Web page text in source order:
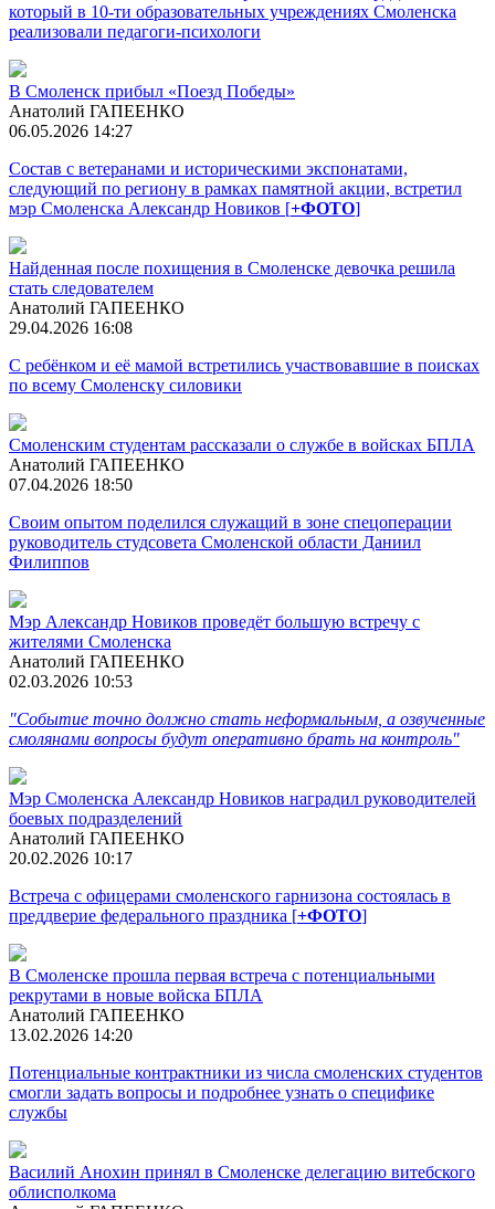
который в 10-ти образовательных учреждениях Смоленска
реализовали педагоги-психологи
В Смоленск прибыл «Поезд Победы»
Анатолий ГАПЕЕНКО
06.05.2026 14:27
Состав с ветеранами и историческими экспонатами,
следующий по региону в рамках памятной акции, встретил
мэр Смоленска Александр Новиков [+ФОТО]
Найденная после похищения в Смоленске девочка решила
стать следователем
Анатолий ГАПЕЕНКО
29.04.2026 16:08
С ребёнком и её мамой встретились участвовавшие в поисках
по всему Смоленску силовики
Смоленским студентам рассказали о службе в войсках БПЛА
Анатолий ГАПЕЕНКО
07.04.2026 18:50
Своим опытом поделился служащий в зоне спецоперации
руководитель студсовета Смоленской области Даниил
Филиппов
Мэр Александр Новиков проведёт большую встречу с
жителями Смоленска
Анатолий ГАПЕЕНКО
02.03.2026 10:53
"Событие точно должно стать неформальным, а озвученные
смолянами вопросы будут оперативно брать на контроль"
Мэр Смоленска Александр Новиков наградил руководителей
боевых подразделений
Анатолий ГАПЕЕНКО
20.02.2026 10:17
Встреча с офицерами смоленского гарнизона состоялась в
преддверие федерального праздника [+ФОТО]
В Смоленске прошла первая встреча с потенциальными
рекрутами в новые войска БПЛА
Анатолий ГАПЕЕНКО
13.02.2026 14:20
Потенциальные контрактники из числа смоленских студентов
смогли задать вопросы и подробнее узнать о специфике
службы
Василий Анохин принял в Смоленске делегацию витебского
облисполкома